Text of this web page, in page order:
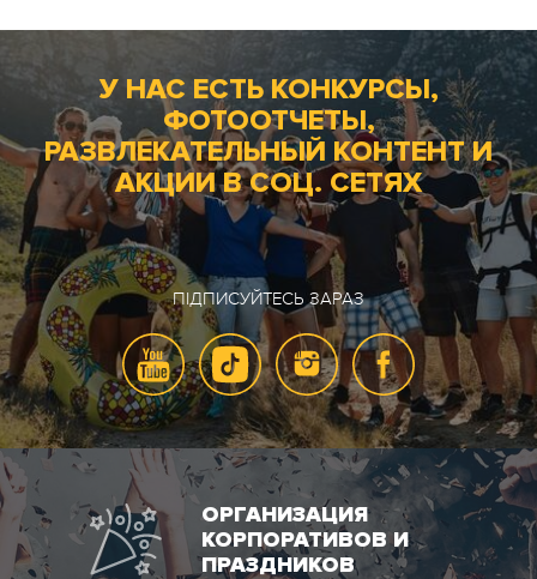
У НАС ЕСТЬ КОНКУРСЫ,
ФОТООТЧЕТЫ,
РАЗВЛЕКАТЕЛЬНЫЙ КОНТЕНТ И
АКЦИИ В СОЦ. СЕТЯХ
ПІДПИСУЙТЕСЬ ЗАРАЗ
ОРГАНИЗАЦИЯ
КОРПОРАТИВОВ И
ПРАЗДНИКОВ